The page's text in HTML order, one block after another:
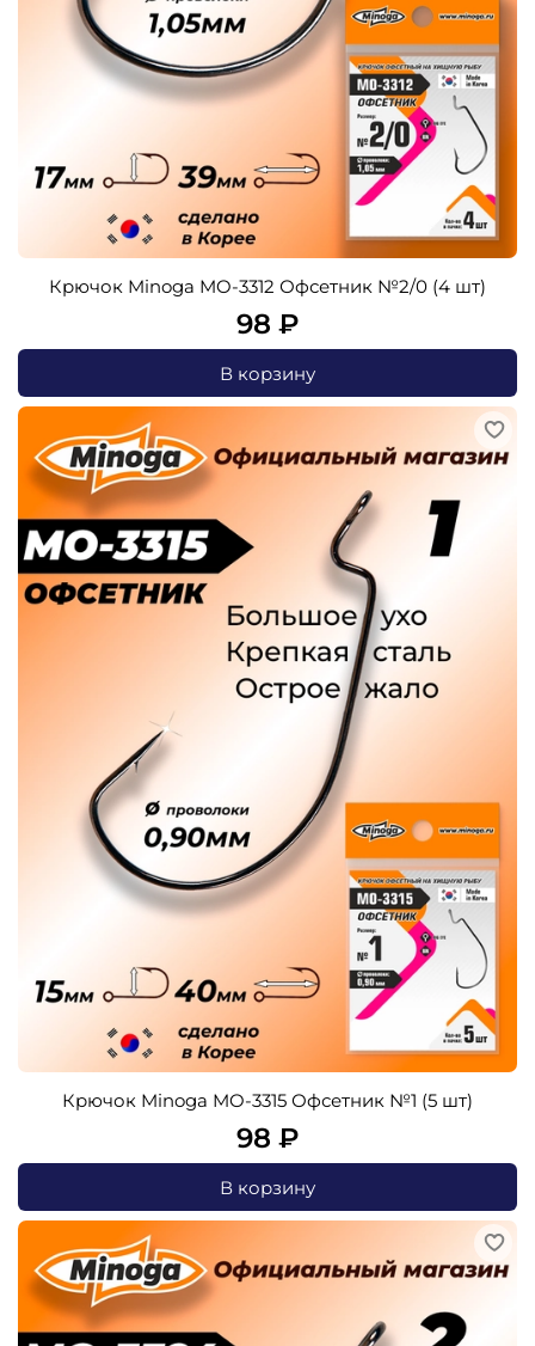
Крючок Minoga MO-3312 Офсетник №2/0 (4 шт)
98 ₽
В корзину
Крючок Minoga MO-3315 Офсетник №1 (5 шт)
98 ₽
В корзину